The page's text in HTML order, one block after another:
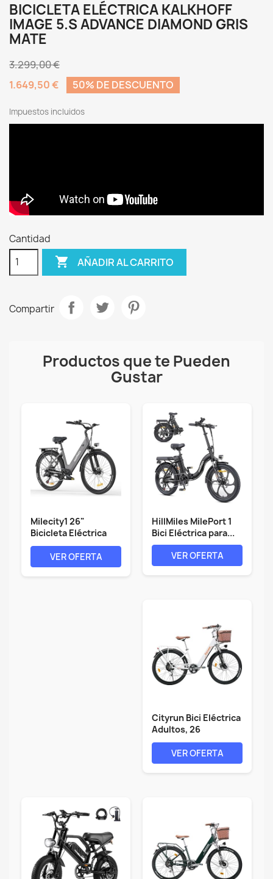
BICICLETA ELÉCTRICA KALKHOFF
IMAGE 5.S ADVANCE DIAMOND GRIS
MATE
3.299,00 €
1.649,50 €
50% DE DESCUENTO
Impuestos incluidos
Cantidad
 AÑADIR AL CARRITO
Compartir
Productos que te Pueden
Gustar
Milecity1 26"
Bicicleta Eléctrica
para Adultos,...
VER OFERTA
HillMiles MilePort 1
Bici Eléctrica para...
VER OFERTA
Cityrun Bici Eléctrica
Adultos, 26
''Bicicleta...
VER OFERTA